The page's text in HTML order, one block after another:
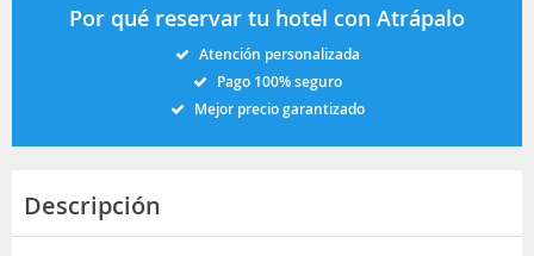
Por qué reservar tu hotel con Atrápalo
Atención personalizada
Pago 100% seguro
Mejor precio garantizado
Descripción